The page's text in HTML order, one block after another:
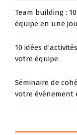
Team building :
équipe en une
10 idées
votre équipe
Séminaire de
votre événement